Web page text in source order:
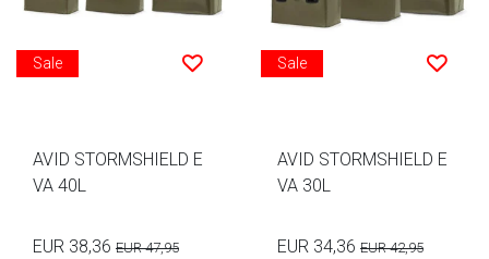
Sale
AVID STORMSHIELD E
VA 40L
EUR 38,36 EUR 47,95
Sale
AVID STORMSHIELD E
VA 30L
EUR 34,36 EUR 42,95